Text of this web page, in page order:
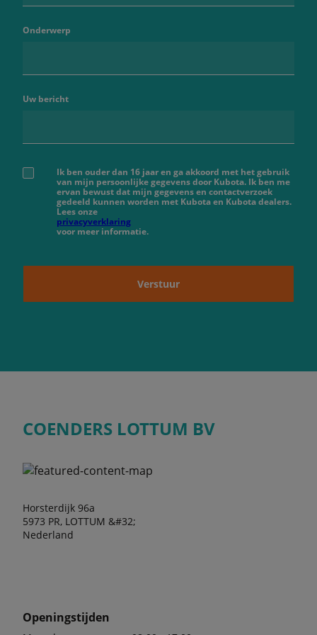
Onderwerp
Uw bericht
Ik ben ouder dan 16 jaar en ga akkoord met het gebruik
van mijn persoonlijke gegevens door Kubota. Ik ben me
ervan bewust dat mijn gegevens en contactverzoek
gedeeld kunnen worden met Kubota en Kubota dealers.
Lees onze
privacyverklaring
voor meer informatie.
Verstuur
COENDERS LOTTUM BV
Horsterdijk 96a
5973 PR, LOTTUM &#32;
Nederland
Openingstijden